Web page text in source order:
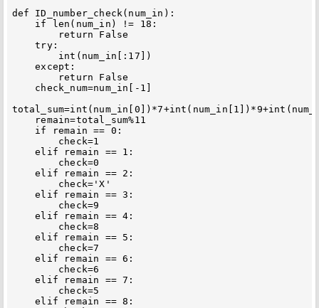
def ID_number_check(num_in):
    try:
    except:
    elif remain == 1:
    elif remain == 2:
    elif remain == 3:
    elif remain == 4:
    elif remain == 5:
    elif remain == 6:
    elif remain == 7:
    elif remain == 8: